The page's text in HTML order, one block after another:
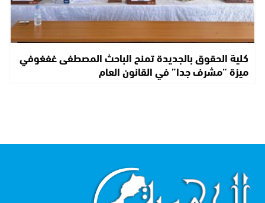
كلية الحقوق بالجديدة تمنح الباحث المصطفى غفغوفي
ميزة “مشرف جدا” في القانون العام